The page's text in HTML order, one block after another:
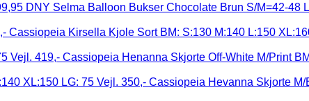
DNY Selma Balloon Bukser Chocolate Brun S/M=42-48
Cassiopeia Kirsella Kjole Sort BM: S:130 M:140 L:150
Cassiopeia Henanna Skjorte Off-White M/Print
Cassiopeia Hevanna Skjorte